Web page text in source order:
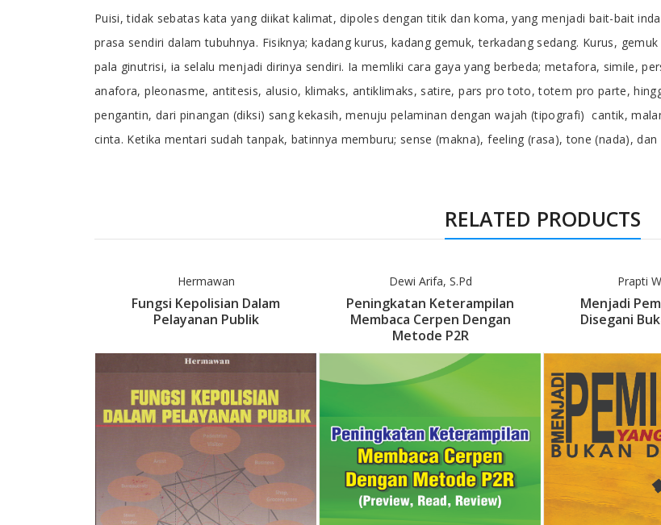
Tab Article
Puisi, tidak sebatas kata yang diikat kalimat, dipoles dengan titik dan koma, yang menjadi bait-bait
prasa sendiri dalam tubuhnya. Fisiknya; kadang kurus, kadang gemuk, terkadang sedang. Kurus,
pala ginutrisi, ia selalu menjadi dirinya sendiri. Ia memliki cara gaya yang berbeda; metafora, simile,
anafora, pleonasme, antitesis, alusio, klimaks, antiklimaks, satire, pars pro toto, totem pro parte,
pengantin, dari pinangan (diksi) sang kekasih, menuju pelaminan dengan wajah (tipografi) cantik,
cinta. Ketika mentari sudah tanpak, batinnya memburu; sense (makna), feeling (rasa), tone (nada),
RELATED PRODUCTS
Hermawan
Fungsi Kepolisian Dalam
Pelayanan Publik
Dewi Arifa, S.Pd
Peningkatan Keterampilan
Membaca Cerpen Dengan
Metode P2R
Prapti
Menjadi
Disegani